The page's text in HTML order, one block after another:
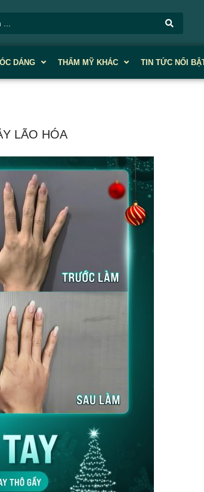
DÁNG THẨM MỸ KHÁC TIN TỨC NỔI
LÃO HÓA